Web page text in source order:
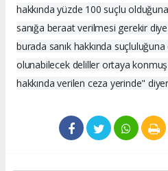
hakkında yüzde 100 suçlu
sanığa beraat verilmesi gerekir
burada sanık hakkında
olunabilecek deliller ortaya
hakkında verilen ceza yerinde"